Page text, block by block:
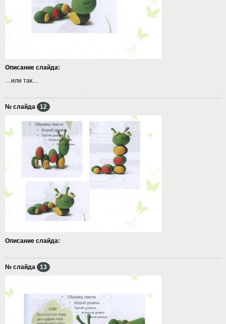
Описание слайда:
…или так…
№ слайда 12
Описание слайда:
№ слайда 13